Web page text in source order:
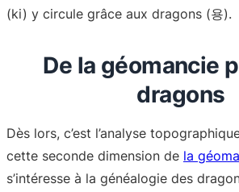
(ki) y circule grâce aux dragons (용).
De la géomancie
dragons
Dès lors, c’est l’analyse
cette seconde dimension de la
s’intéresse à la généalogie des